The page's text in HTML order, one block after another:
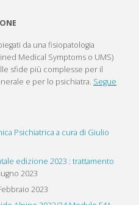
da una fisiopatologia
Medical Symptoms o UMS)
sfide più complesse per il
e per lo psichiatra. Segue
Psichiatrica a cura di Giulio
edizione 2023 : trattamento
2023
2023